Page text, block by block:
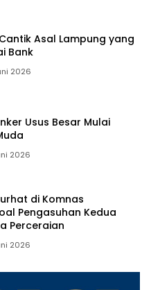
Asal Lampung yang
Bank
2026
Usus Besar Mulai
2026
di Komnas
Pengasuhan Kedua
Perceraian
2026